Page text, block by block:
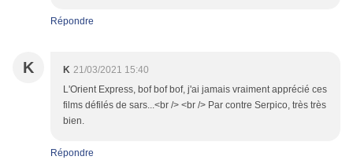
Répondre
K K 21/03/2021 15:40
L'Orient Express, bof bof bof, j'ai jamais vraiment apprécié ces
films défilés de sars...<br /> <br /> Par contre Serpico, très très
bien.
Répondre